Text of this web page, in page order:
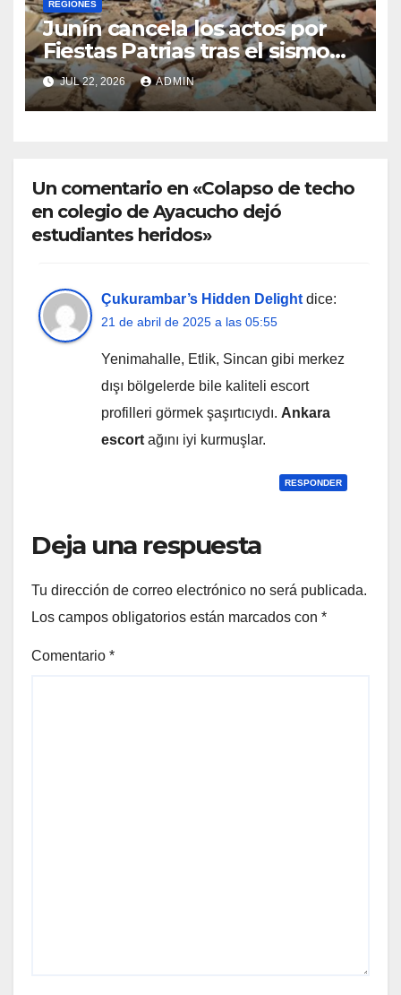
REGIONES
Junín cancela los actos por
Fiestas Patrias tras el sismo
que dejó cinco fallecidos en
Chupaca
JUL 22, 2026 ADMIN
Un comentario en «Colapso de techo
en colegio de Ayacucho dejó
estudiantes heridos»
Çukurambar’s Hidden Delight dice:
21 de abril de 2025 a las 05:55
Yenimahalle, Etlik, Sincan gibi merkez
dışı bölgelerde bile kaliteli escort
profilleri görmek şaşırtıcıydı. Ankara
escort ağını iyi kurmuşlar.
RESPONDER
Deja una respuesta
Tu dirección de correo electrónico no será publicada.
Los campos obligatorios están marcados con *
Comentario *